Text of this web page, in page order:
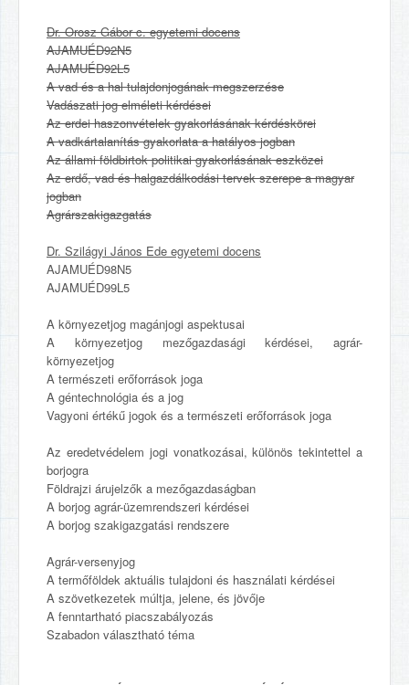
Dr. Orosz Gábor c. egyetemi docens
AJAMUÉD92N5
AJAMUÉD92L5
A vad és a hal tulajdonjogának megszerzése
Vadászati jog elméleti kérdései
Az erdei haszonvételek gyakorlásának kérdéskörei
A vadkártalanítás gyakorlata a hatályos jogban
Az állami földbirtok politikai gyakorlásának eszközei
Az erdő, vad és halgazdálkodási tervek szerepe a magyar
jogban
Agrárszakigazgatás
Dr. Szilágyi János Ede egyetemi docens
AJAMUÉD98N5
AJAMUÉD99L5
A környezetjog magánjogi aspektusai
A környezetjog mezőgazdasági kérdései, agrár-
környezetjog
A természeti erőforrások joga
A géntechnológia és a jog
Vagyoni értékű jogok és a természeti erőforrások joga
Az eredetvédelem jogi vonatkozásai, különös tekintettel a
borjogra
Földrajzi árujelzők a mezőgazdaságban
A borjog agrár-üzemrendszeri kérdései
A borjog szakigazgatási rendszere
Agrár-versenyjog
A termőföldek aktuális tulajdoni és használati kérdései
A szövetkezetek múltja, jelene, és jövője
A fenntartható piacszabályozás
Szabadon választható téma